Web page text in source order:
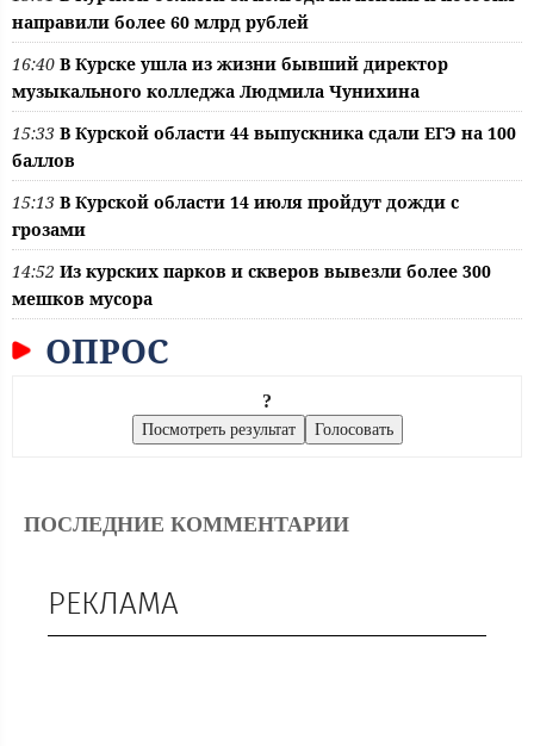
направили более 60 млрд рублей
16:40 В Курске ушла из жизни бывший директор
музыкального колледжа Людмила Чунихина
15:33 В Курской области 44 выпускника сдали ЕГЭ на 100
баллов
15:13 В Курской области 14 июля пройдут дожди с
грозами
14:52 Из курских парков и скверов вывезли более 300
мешков мусора
ОПРОС
?
ПОСЛЕДНИЕ КОММЕНТАРИИ
РЕКЛАМА